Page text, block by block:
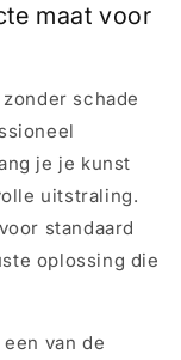
maat voor
schade
je je kunst
uitstraling.
standaard
oplossing die
van de